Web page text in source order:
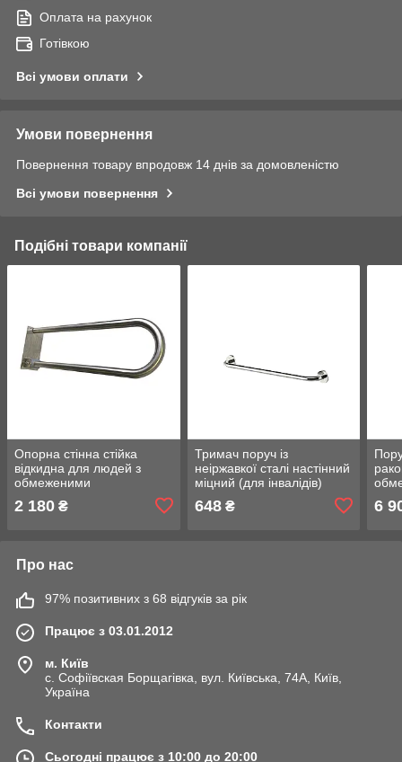
Оплата на рахунок
Готівкою
Всі умови оплати
Умови повернення
Повернення товару впродовж 14 днів за домовленістю
Всі умови повернення
Подібні товари компанії
Опорна стінна стійка
відкидна для людей з
обмеженими
розмір 73*23*11см
2 180 ₴
Тримач поруч із
неіржавкої сталі настінний
міцний (для інвалідів)
648₴ 6
Про нас
97% позитивних з 68 відгуків за рік
Працює з 03.01.2012
м. Київ
с. Софіївская Борщагівка, вул. Київська, 74А, Київ,
Україна
Контакти
Сьогодні працює з 10:00 до 20:00